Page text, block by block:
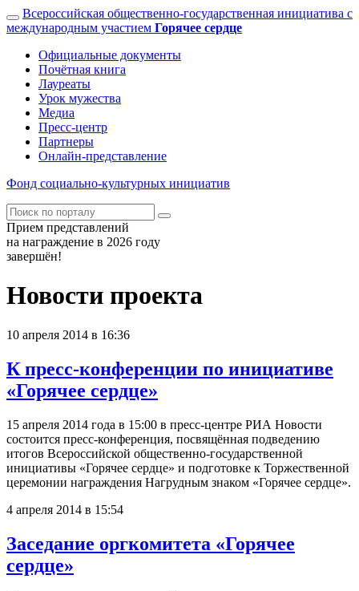
Всероссийская общественно-государственная инициатива с
международным участием Горячее сердце
Официальные документы
Почётная книга
Лауреаты
Урок мужества
Медиа
Пресс-центр
Партнеры
Онлайн-представление
Фонд социально-культурных инициатив
Прием представлений
на награждение в 2026 году
завершён!
Новости проекта
10 апреля 2014 в 16:36
К пресс-конференции по инициативе
«Горячее сердце»
15 апреля 2014 года в 15:00 в пресс-центре РИА Новости
состоится пресс-конференция, посвящённая подведению
итогов Всероссийской общественно-государственной
инициативы «Горячее сердце» и подготовке к Торжественной
церемонии награждения Нагрудным знаком «Горячее сердце».
4 апреля 2014 в 15:54
Заседание оргкомитета «Горячее
сердце»